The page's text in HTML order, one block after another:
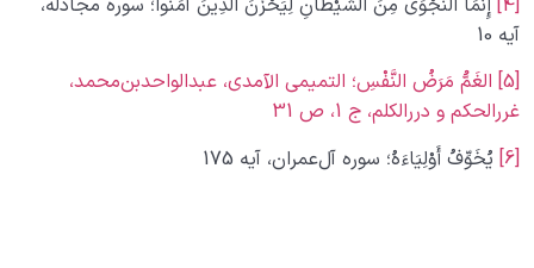
[4]
إِنَّمَا النَّجْوَى مِنَ الشَّیْطَانِ لِیَحْزُنَ الَّذِینَ آمَنُوا؛ سوره مجادله،
آیه 10
[5]
الغَمُّ مَرَضُ النَّفْسِ؛ التمیمی الآمدی، عبدالواحد‌بن‌محمد،
غررالحکم و دررالکلم، ج 1، ص 31
[6]
یُخَوِّفُ أَوْلِیَاءَهُ؛ سوره آل‌عمران، آیه 175